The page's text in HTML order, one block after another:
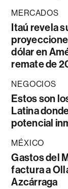
MERCADOS
Itaú revela
dólar en
remate de
NEGOCIOS
Estos son
Latina
potencial
MÉXICO
Gastos del
factura a
Azcárraga